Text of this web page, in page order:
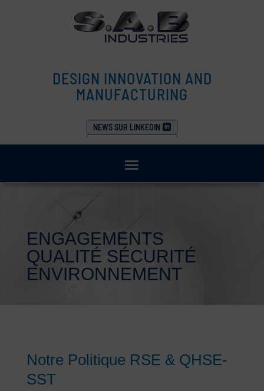
DESIGN INNOVATION AND
MANUFACTURING
NEWS SUR LINKEDIN
ENGAGEMENTS
QUALITÉ SÉCURITÉ
ENVIRONNEMENT
Notre Politique RSE & QHSE-
SST